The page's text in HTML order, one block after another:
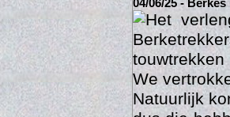
04/06/25 -
Het
We